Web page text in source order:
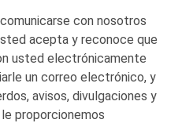
con nosotros
acepta y reconoce que
usted electrónicamente
un correo electrónico, y
avisos, divulgaciones y
proporcionemos